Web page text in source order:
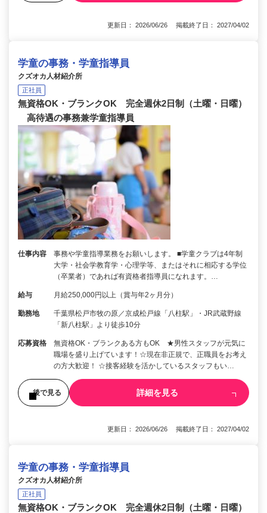
更新日： 2026/06/26 掲載終了日： 2027/04/02
学童の事務・学童指導員
クズオカ人材紹介所
正社員
無資格OK・ブランクOK 完全週休2日制（土曜・日曜）
高待遇の事務兼学童指導員
仕事内容
事務や学童指導業務をお願いします。 ■学童クラブは4年制
大学・社会学教育学・心理学等、またはそれに相応する学位
（卒業者）であれば有資格者指導員になれます。…
給与 月給250,000円以上（賞与年2ヶ月分）
勤務地
千葉県松戸市牧の原／京成松戸線「八柱駅」・JR武蔵野線
「新八柱駅」より徒歩10分
応募資格
無資格OK・ブランクある方もOK ★男性スタッフが元気に
職場を盛り上げています！☆現在非正規で、正職員をお考え
の方大歓迎！ ☆接客経験を活かしているスタッフもい…
後で見る 詳細を見る
更新日： 2026/06/26 掲載終了日： 2027/04/02
学童の事務・学童指導員
クズオカ人材紹介所
正社員
無資格OK・ブランクOK 完全週休2日制（土曜・日曜）